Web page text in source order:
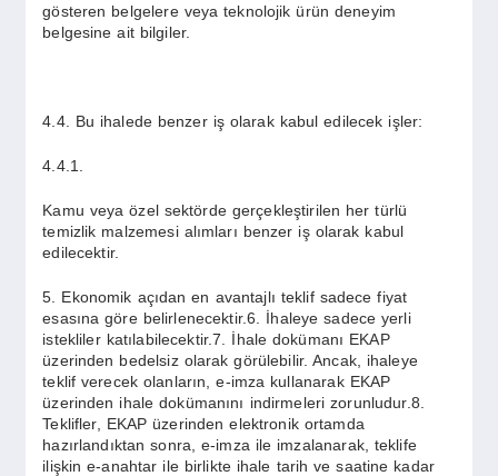
gösteren belgelere veya teknolojik ürün deneyim
belgesine ait bilgiler.
4.4. Bu ihalede benzer iş olarak kabul edilecek işler:
4.4.1.
Kamu veya özel sektörde gerçekleştirilen her türlü
temizlik malzemesi alımları benzer iş olarak kabul
edilecektir.
5. Ekonomik açıdan en avantajlı teklif sadece fiyat
esasına göre belirlenecektir.6. İhaleye sadece yerli
istekliler katılabilecektir.7. İhale dokümanı EKAP
üzerinden bedelsiz olarak görülebilir. Ancak, ihaleye
teklif verecek olanların, e-imza kullanarak EKAP
üzerinden ihale dokümanını indirmeleri zorunludur.8.
Teklifler, EKAP üzerinden elektronik ortamda
hazırlandıktan sonra, e-imza ile imzalanarak, teklife
ilişkin e-anahtar ile birlikte ihale tarih ve saatine kadar